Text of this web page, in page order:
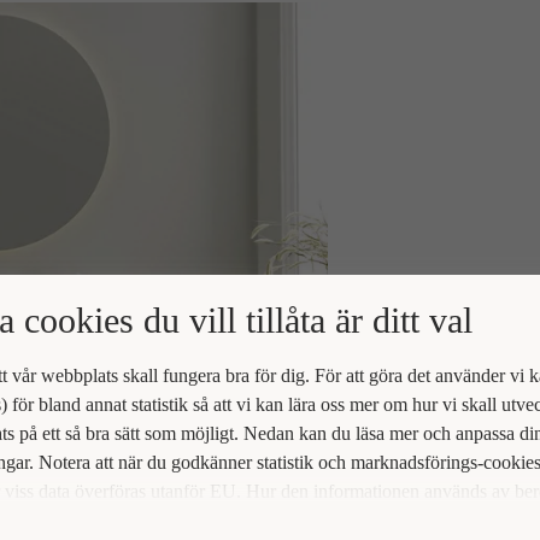
cookies du vill tillåta är ditt val
vår webbplats skall fungera bra för dig. För att göra det använder vi
för bland annat statistik så att vi kan lära oss mer om hur vi skall
på ett så bra sätt som möjligt. Nedan kan du läsa mer och anpassa
Notera att när du godkänner statistik och marknadsförings-cookies
data överföras utanför EU. Hur den informationen används av